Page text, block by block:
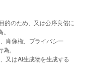
的のため、又は公序良俗に
肖像権、プライバシー
。
又はAI生成物を生成する